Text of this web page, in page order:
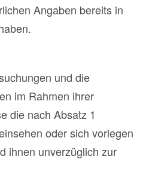
Angaben bereits in
und die
im Rahmen ihrer
die nach Absatz 1
oder sich vorlegen
ihnen unverzüglich zur